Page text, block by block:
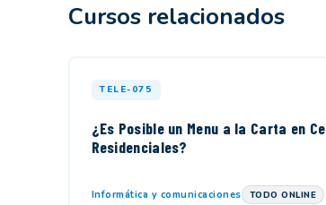
Cursos relacionados
TELE-075
¿Es Posible un Menu a la Carta en
Residenciales?
Informática y comunicaciones TODO ONLINE